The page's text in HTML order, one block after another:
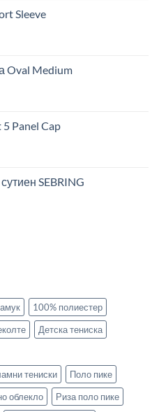
Sleeve
Oval Medium
Panel Cap
SEBRING
100% полиестер
Детска тениска
тениски
Поло пике
облекло
Риза поло пике